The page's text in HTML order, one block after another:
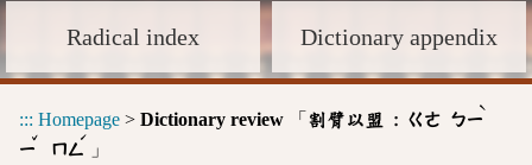
Radical index Dictionary appendix
::: Homepage > Dictionary review 「 割臂以盟 : ㄍㄜ ㄅㄧ
ˋ
ㄧ
ˇ
ㄇㄥ
ˊ
」